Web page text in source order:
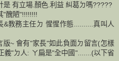
是 有立場.顏色.利益 糾葛ㄉ嗎?????
"醜陋"!!!!!!!!
&教務主任ㄉ 惺惺作態..........真叫人
版~ 會有"家長"如此負面ㄉ留言(怎樣
義"ㄉ人: ㄚ扁是"全中國".......(以下省